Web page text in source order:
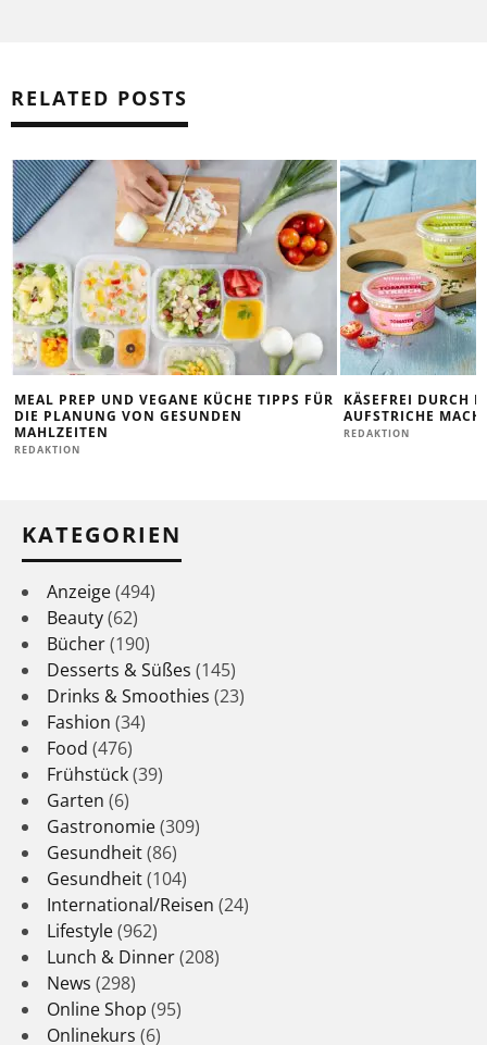
RELATED POSTS
MEAL PREP UND VEGANE KÜCHE TIPPS FÜR
DIE PLANUNG VON GESUNDEN
MAHLZEITEN
REDAKTION
KÄSEFREI DURCH
AUFSTRICHE
REDAKTION
KATEGORIEN
Anzeige(494)
Beauty(62)
Bücher(190)
Desserts & Süßes (145)
Drinks & Smoothies (23)
Fashion (34)
Food (476)
Frühstück(39)
Garten (6)
Gastronomie(309)
Gesundheit(86)
Gesundheit(104)
International/Reisen (24)
Lifestyle(962)
Lunch & Dinner(208)
News (298)
Online Shop (95)
Onlinekurs (6)